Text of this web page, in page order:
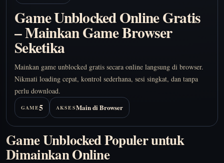
Game Unblocked Online Gratis
– Mainkan Game Browser
Seketika
Mainkan game unblocked gratis secara online langsung di browser.
Nikmati loading cepat, kontrol sederhana, sesi singkat, dan tanpa
perlu download.
GAME5 AKSESMain di Browser
Game Unblocked Populer untuk
Dimainkan Online